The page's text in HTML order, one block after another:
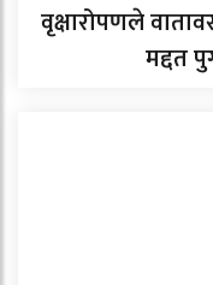
वृक्षारोपणले
मद्दत